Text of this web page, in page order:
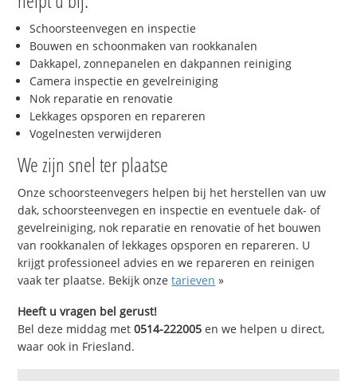
Schoorsteenvegen en inspectie
Bouwen en schoonmaken van rookkanalen
Dakkapel, zonnepanelen en dakpannen reiniging
Camera inspectie en gevelreiniging
Nok reparatie en renovatie
Lekkages opsporen en repareren
Vogelnesten verwijderen
We zijn snel ter plaatse
Onze schoorsteenvegers helpen bij het herstellen van uw
dak, schoorsteenvegen en inspectie en eventuele dak- of
gevelreiniging, nok reparatie en renovatie of het bouwen
van rookkanalen of lekkages opsporen en repareren. U
krijgt professioneel advies en we repareren en reinigen
vaak ter plaatse. Bekijk onzetarieven »
Heeft u vragen bel gerust!
Bel deze middag met0514-222005 en we helpen u direct,
waar ook in Friesland.